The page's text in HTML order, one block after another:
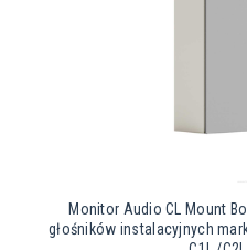
Monitor Audio CL Mount
głośników instalacyjnych